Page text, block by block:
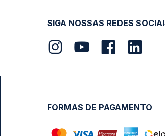
SIGA NOSSAS REDES
FORMAS DE PAGAMENTO